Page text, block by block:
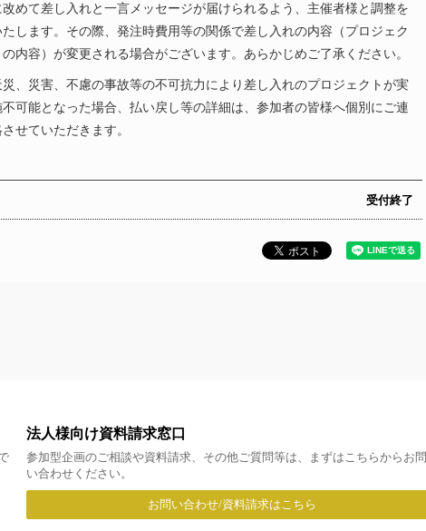
改めて差し入れと一言メッセージが届けられるよう、主催者様と調整を
たします。その際、発注時費用等の関係で差し入れの内容（プロジェク
の内容）が変更される場合がございます。あらかじめご了承ください。
、災害、不慮の事故等の不可抗力により差し入れのプロジェクトが実
不可能となった場合、払い戻し等の詳細は、参加者の皆様へ個別にご連
させていただきます。
受付終了
法人様向け資料請求窓口
参加型企画のご相談や資料請求、その他ご質問等は、まずはこちらからお問
い合わせください。
お問い合わせ/資料請求はこちら